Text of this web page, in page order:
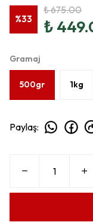
%33
₺ 675.00
₺
Gramaj
500gr 1kg
Paylaş: